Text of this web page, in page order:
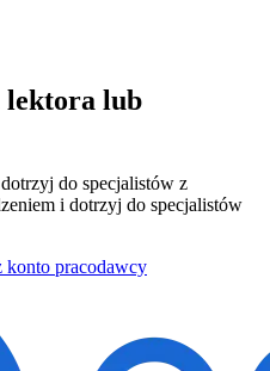
lektora lub
do specjalistów z
i dotrzyj do specjalistów
konto pracodawcy